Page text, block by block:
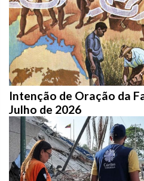
Intenção de Oração da
Julho de 2026